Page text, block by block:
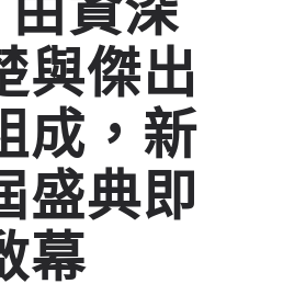
與傑出
成，新
盛典即
幕